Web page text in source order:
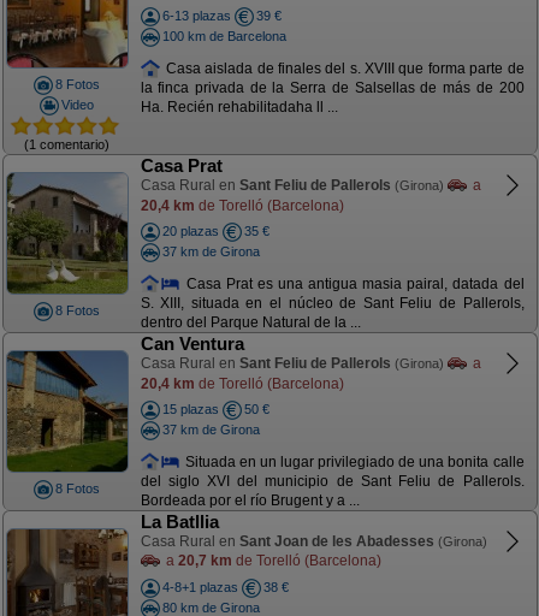
8 Fotos
Video
(1 comentario)
6-13 plazas
39 €
100 km de Barcelona
Casa aislada de finales del s. XVIII que forma parte de
la finca privada de la Serra de Salsellas de más de 200
Ha. Recién rehabilitadaha ll ...
8 Fotos
Casa Prat
Casa Rural en Sant Feliu de Pallerols (Girona)
a
20,4 km de Torelló (Barcelona)
20 plazas
35 €
37 km de Girona
Casa Prat es una antigua masia pairal, datada del
S. XIII, situada en el núcleo de Sant Feliu de Pallerols,
dentro del Parque Natural de la ...
8 Fotos
Can Ventura
Casa Rural en Sant Feliu de Pallerols (Girona)
a
20,4 km de Torelló (Barcelona)
15 plazas
50 €
37 km de Girona
Situada en un lugar privilegiado de una bonita calle
del siglo XVI del municipio de Sant Feliu de Pallerols.
Bordeada por el río Brugent y a ...
La Batllia
Casa Rural en Sant Joan de les Abadesses (Girona)
a 20,7 km de Torelló (Barcelona)
4-8+1 plazas
38 €
80 km de Girona